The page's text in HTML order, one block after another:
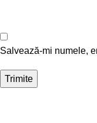
Salvează-mi numele,